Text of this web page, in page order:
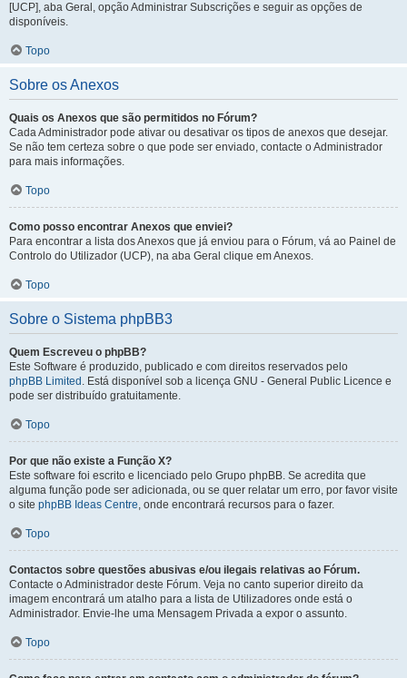
[UCP], aba Geral, opção Administrar Subscrições e seguir as opções de
disponíveis.
Topo
Sobre os Anexos
Quais os Anexos que são permitidos no Fórum?
Cada Administrador pode ativar ou desativar os tipos de anexos que desejar.
Se não tem certeza sobre o que pode ser enviado, contacte o Administrador
para mais informações.
Topo
Como posso encontrar Anexos que enviei?
Para encontrar a lista dos Anexos que já enviou para o Fórum, vá ao Painel de
Controlo do Utilizador (UCP), na aba Geral clique em Anexos.
Topo
Sobre o Sistema phpBB3
Quem Escreveu o phpBB?
Este Software é produzido, publicado e com direitos reservados pelo
phpBB Limited . Está disponível sob a licença GNU - General Public Licence e
pode ser distribuído gratuitamente.
Topo
Por que não existe a Função X?
Este software foi escrito e licenciado pelo Grupo phpBB. Se acredita que
alguma função pode ser adicionada, ou se quer relatar um erro, por favor visite
o site phpBB Ideas Centre, onde encontrará recursos para o fazer.
Topo
Contactos sobre questões abusivas e/ou ilegais relativas ao Fórum.
Contacte o Administrador deste Fórum. Veja no canto superior direito da
imagem encontrará um atalho para a lista de Utilizadores onde está o
Administrador. Envie-lhe uma Mensagem Privada a expor o assunto.
Topo